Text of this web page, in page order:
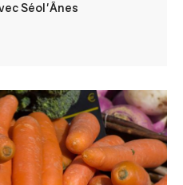
Séol'Ânes
de Saint Pierre des